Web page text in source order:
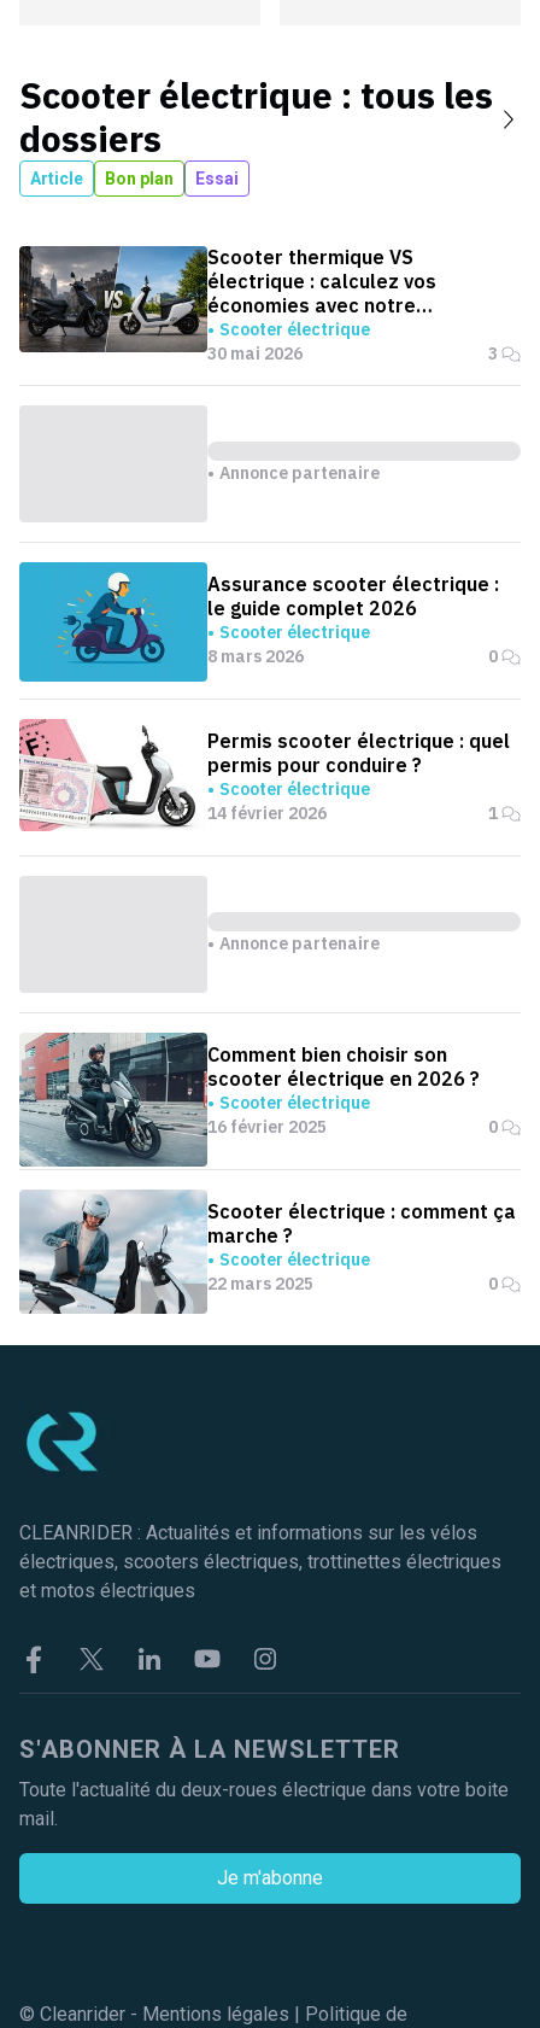
Scooter électrique : tous les
dossiers
Article Bon plan Essai
Scooter thermique VS
électrique : calculez vos
économies avec notre
simulateur
Scooter électrique
30 mai 2026
3
Annonce partenaire
Assurance scooter électrique :
le guide complet 2026
Scooter électrique
8 mars 2026
0
Permis scooter électrique : quel
permis pour conduire ?
Scooter électrique
14 février 2026
1
Annonce partenaire
Comment bien choisir son
scooter électrique en 2026 ?
Scooter électrique
16 février 2025
0
Scooter électrique : comment ça
marche ?
Scooter électrique
22 mars 2025
0
CLEANRIDER : Actualités et informations sur les vélos
électriques, scooters électriques, trottinettes électriques
et motos électriques
FacebookTwitter LinkekinYoutubeInstagram
S'ABONNER À LA NEWSLETTER
Toute l'actualité du deux-roues électrique dans votre boite
mail.
Je m'abonne
© Cleanrider - Mentions légales | Politique de